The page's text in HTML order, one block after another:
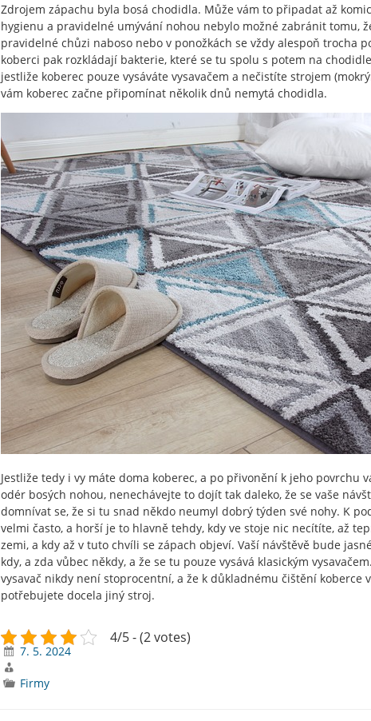
Zdrojem zápachu byla bosá chodidla. Může vám to připadat až
hygienu a pravidelné umývání nohou nebylo možné zabránit tomu,
pravidelné chůzi naboso nebo v ponožkách se vždy alespoň trocha
koberci pak rozkládají bakterie, které se tu spolu s potem na
jestliže koberec pouze vysáváte vysavačem a nečistíte strojem
vám koberec začne připomínat několik dnů nemytá chodidla.
Jestliže tedy i vy máte doma koberec, a po přivonění k jeho povrchu
odér bosých nohou, nenechávejte to dojít tak daleko, že se vaše
domnívat se, že si tu snad někdo neumyl dobrý týden své nohy. K
velmi často, a horší je to hlavně tehdy, kdy ve stoje nic necítíte, až
zemi, a kdy až v tuto chvíli se zápach objeví. Vaší návštěvě bude
kdy, a zda vůbec někdy, a že se tu pouze vysává klasickým
vysavač nikdy není stoprocentní, a že k důkladnému čištění koberce
potřebujete docela jiný stroj.
4/5 - (2 votes)
7. 5. 2024
Firmy